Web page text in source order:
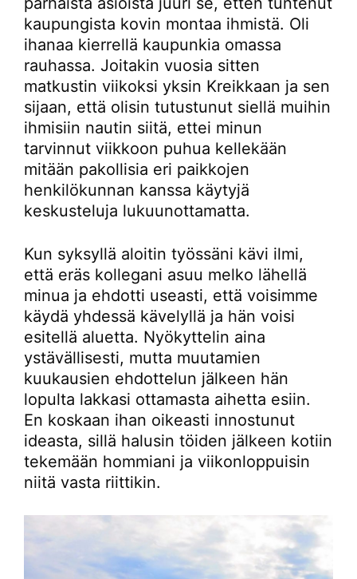
kaupungista kovin montaa ihmistä. Oli
ihanaa kierrellä kaupunkia omassa
rauhassa. Joitakin vuosia sitten
matkustin viikoksi yksin Kreikkaan ja sen
sijaan, että olisin tutustunut siellä muihin
ihmisiin nautin siitä, ettei minun
tarvinnut viikkoon puhua kellekään
mitään pakollisia eri paikkojen
henkilökunnan kanssa käytyjä
keskusteluja lukuunottamatta.
Kun syksyllä aloitin työssäni kävi ilmi,
että eräs kollegani asuu melko lähellä
minua ja ehdotti useasti, että voisimme
käydä yhdessä kävelyllä ja hän voisi
esitellä aluetta. Nyökyttelin aina
ystävällisesti, mutta muutamien
kuukausien ehdottelun jälkeen hän
lopulta lakkasi ottamasta aihetta esiin.
En koskaan ihan oikeasti innostunut
ideasta, sillä halusin töiden jälkeen kotiin
tekemään hommiani ja viikonloppuisin
niitä vasta riittikin.